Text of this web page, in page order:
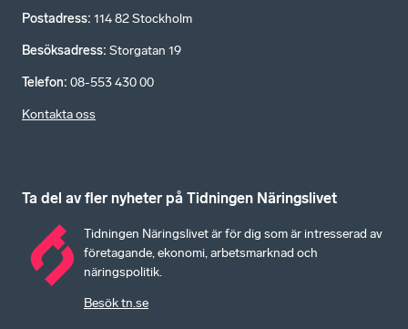
Postadress: 114 82 Stockholm
Besöksadress: Storgatan 19
Telefon: 08-553 430 00
Kontakta oss
Ta del av fler nyheter på Tidningen Näringslivet
Tidningen Näringslivet är för dig som är intresserad av
företagande, ekonomi, arbetsmarknad och
näringspolitik.
Besök tn.se